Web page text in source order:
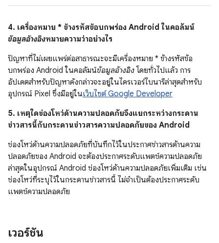
4. เครื่องหมาย * ข้างรหัสข้อบกพร่อง Android ในคอลัมน์
ข้อมูลอ้างอิงหมายความว่าอย่างไร
ปัญหาที่ไม่เผยแพร่ต่อสาธารณะจะมีเครื่องหมาย * ข้างรหัสข้อ
บกพร่อง Android ในคอลัมน์ข้อมูลอ้างอิง โดยทั่วไปแล้ว การ
อัปเดตสำหรับปัญหาดังกล่าวจะอยู่ในไดรเวอร์ไบนารีล่าสุดสำหรับ
อุปกรณ์ Pixel ซึ่งมีอยู่ในเว็บไซต์ Google Developer
5. เหตุใดช่องโหว่ด้านความปลอดภัยจึงแยกระหว่างกระดาน
ข่าวสารนี้กับกระดานข่าวสารความปลอดภัยของ Android
ช่องโหว่ด้านความปลอดภัยที่บันทึกไว้ในประกาศข่าวสารด้านความ
ปลอดภัยของ Android จะต้องประกาศระดับแพตช์ความปลอดภัย
ล่าสุดในอุปกรณ์ Android ช่องโหว่ด้านความปลอดภัยเพิ่มเติม เช่น
ช่องโหว่ที่ระบุไว้ในกระดานข่าวสารนี้ ไม่จำเป็นต้องประกาศระดับ
แพตช์ความปลอดภัย
เวอร์ชัน